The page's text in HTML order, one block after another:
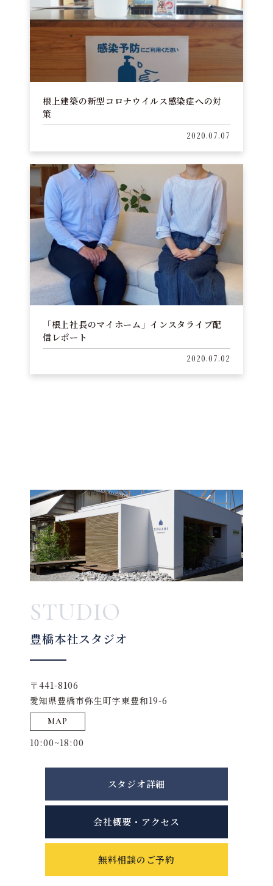
根上建築の新型コロナウイルス感染症への対
策
2020.07.07
「根上社長のマイホーム」インスタライブ配
信レポート
2020.07.02
STUDIO
豊橋本社スタジオ
〒441-8106
愛知県豊橋市弥生町字東豊和19-6
MAP
10:00~18:00
スタジオ詳細
会社概要・アクセス
無料相談のご予約